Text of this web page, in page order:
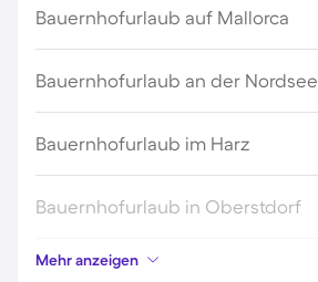
Bauernhofurlaub auf Mallorca
Bauernhofurlaub an der Nordsee
Bauernhofurlaub im Harz
Bauernhofurlaub in Oberstdorf
Bauernhofurlaub in Holland
Mehr anzeigen